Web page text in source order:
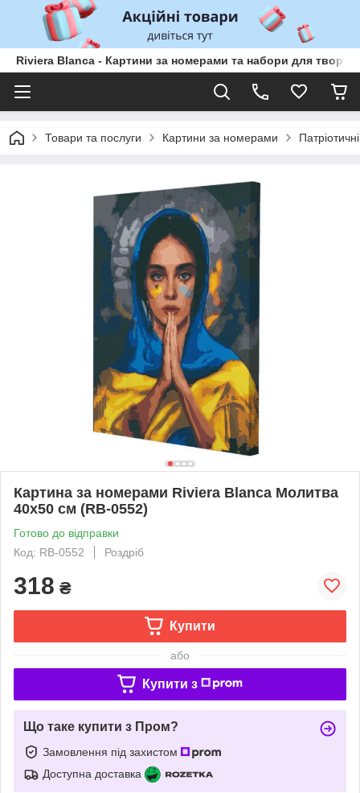
Riviera Blanca - Картини за номерами та набори для
Товари та послуги Картини за номерами Патріотичні
Картина за номерами Riviera Blanca Молитва
40x50 см (RB-0552)
Готово до відправки
Код: RB-0552
Роздріб
318 ₴
Купити
або
Купити з
Що таке купити з Пром?
Замовлення під захистом
Доступна доставка